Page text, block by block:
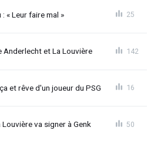
« Leur faire mal » 25
et La Louvière 142
et rêve d'un joueur du PSG 16
va signer à Genk 50